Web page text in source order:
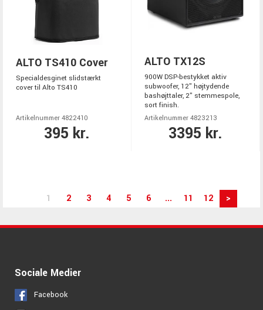
ALTO TS410 Cover
Specialdesginet slidstærkt
cover til Alto TS410
Artikelnummer 4822410
395 kr.
ALTO TX12S
900W DSP-bestykket aktiv
subwoofer, 12" højtydende
bashøjttaler, 2" stemmespole,
sort finish.
Artikelnummer 4823213
3395 kr.
1 2 3 4 5 6 ... 11 12 >
Sociale Medier
Facebook